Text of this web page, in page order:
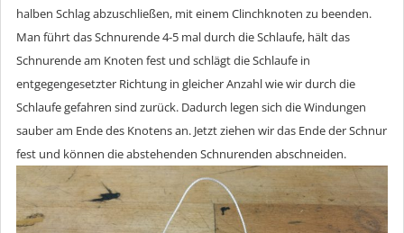
halben Schlag abzuschließen, mit einem Clinchknoten zu beenden.
Man führt das Schnurende 4-5 mal durch die Schlaufe, hält das
Schnurende am Knoten fest und schlägt die Schlaufe in
entgegengesetzter Richtung in gleicher Anzahl wie wir durch die
Schlaufe gefahren sind zurück. Dadurch legen sich die Windungen
sauber am Ende des Knotens an. Jetzt ziehen wir das Ende der Schnur
fest und können die abstehenden Schnurenden abschneiden.